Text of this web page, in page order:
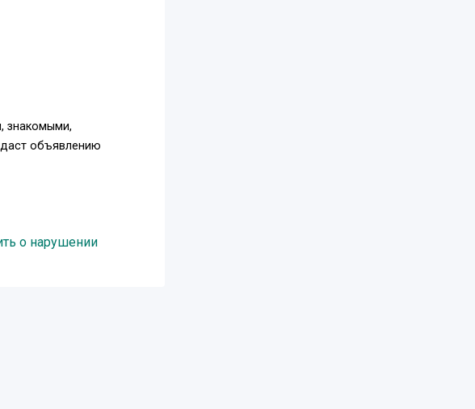
знакомыми,
объявлению
о нарушении